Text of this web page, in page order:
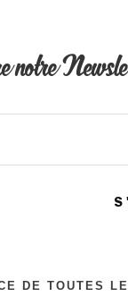
notre
DE TOUTES